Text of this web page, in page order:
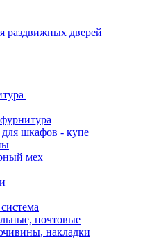
раздвижных дверей
шкафов - купе
мех
почтовые
накладки